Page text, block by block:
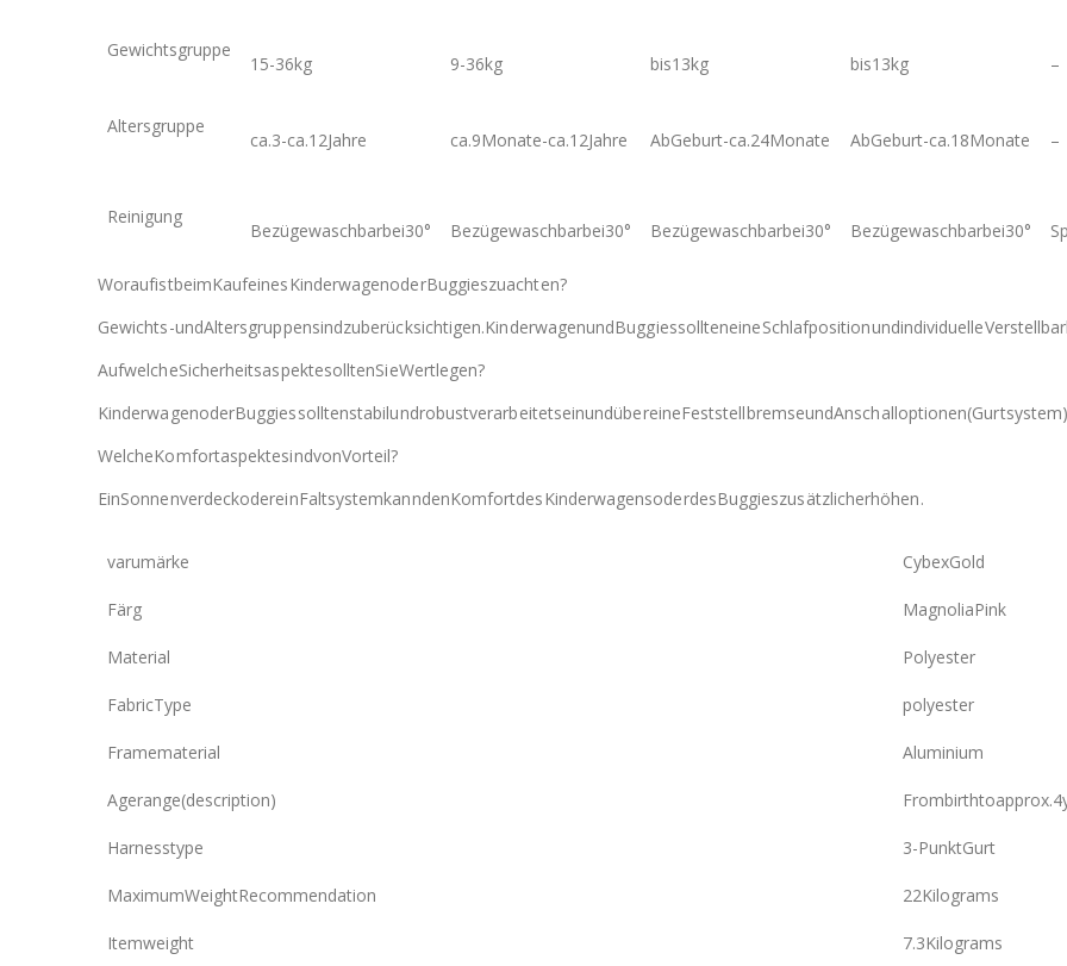
Gewichtsgruppe
15-36kg 9-36kg bis13kg bis13kg –
Altersgruppe
ca.3-ca.12Jahre ca.9Monate-ca.12Jahre AbGeburt-ca.24Monate AbGeburt-ca.18Monate –
Reinigung
Bezügewaschbarbei30° Bezügewaschbarbei30° Bezügewaschbarbei30° Bezügewaschbarbei30°
WoraufistbeimKaufeinesKinderwagenoderBuggieszuachten?
Gewichts-
AufwelcheSicherheitsaspektesolltenSieWertlegen?
WelcheKomfortaspektesindvonVorteil?
EinSonnenverdeckodereinFaltsystemkanndenKomfortdesKinderwagensoderdesBuggieszusätzlicherhöhen.
varumärke CybexGold
Färg MagnoliaPink
Material Polyester
FabricType polyester
Framematerial Aluminium
Agerange(description)
Harnesstype 3-PunktGurt
MaximumWeightRecommendation 22Kilograms
Itemweight 7.3Kilograms